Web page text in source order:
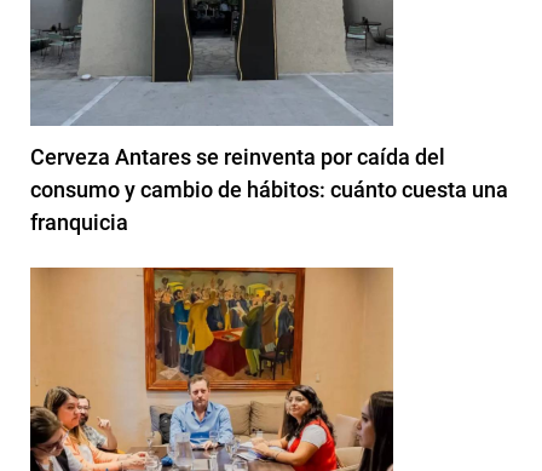
Cerveza Antares se reinventa por caída del
consumo y cambio de hábitos: cuánto cuesta una
franquicia